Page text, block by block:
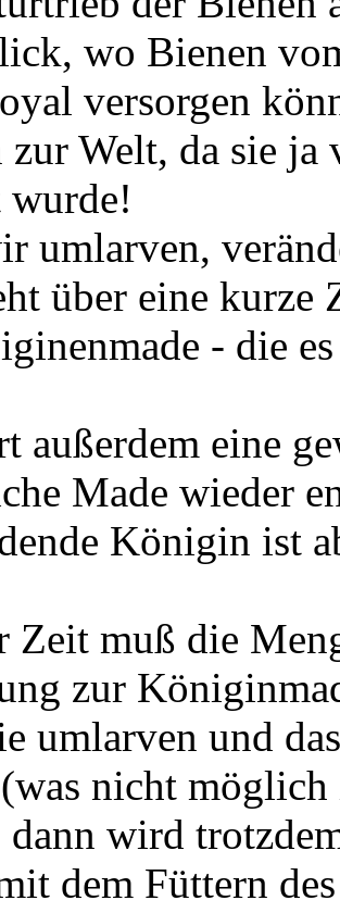
wo Bienen
versorgen
Welt, da sie ja
wurde!
umlarven,
über eine
- die
außerdem eine
Made wieder
Königin ist
Zeit muß die
zur
umlarven und
nicht
wird
dem Füttern